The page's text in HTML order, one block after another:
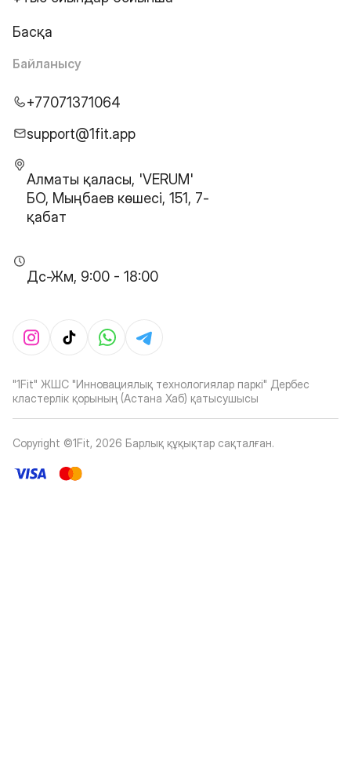
Басқа
Байланысу
+77071371064
support@1fit.app
Алматы қаласы, 'VERUM'
БО, Мыңбаев көшесі, 151, 7-
қабат
Дс-Жм, 9:00 - 18:00
"1Fit" ЖШС "Инновациялық технологиялар паркі" Дербес
кластерлік қорының (Астана Хаб) қатысушысы
Copyright ©1Fit, 2026 Барлық құқықтар сақталған.